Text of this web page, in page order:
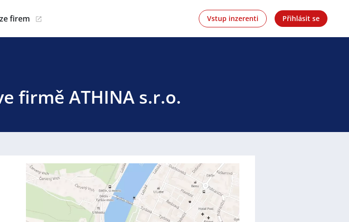
firem Vstup inzerenti Přihlásit se
firmě ATHINA s.r.o.